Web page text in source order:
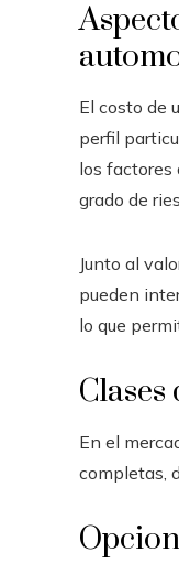
El costo de
perfil
los factores
grado de
Junto al
pueden
lo que
En el
completas,